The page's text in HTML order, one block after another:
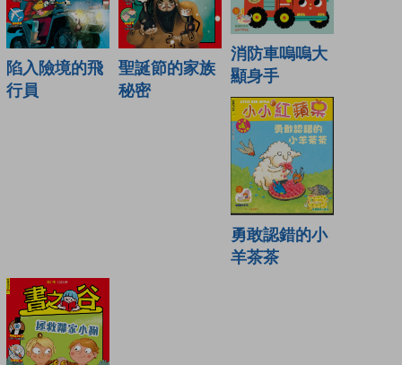
陷入險境的飛
行員
聖誕節的家族
秘密
消防車嗚嗚大
顯身手
勇敢認錯的小
羊茶茶